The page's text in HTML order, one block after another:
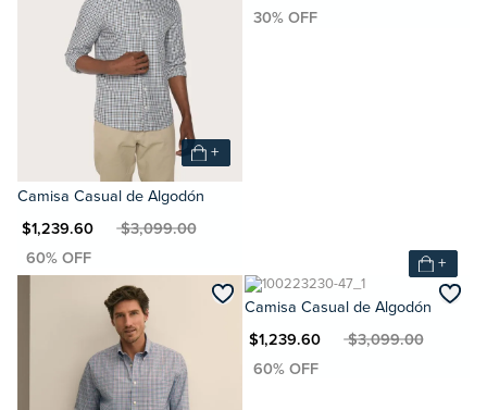
+
Camisa Casual de Algodón
$1,239.60MXN $3,099.00
+
Camisa Casual de Algodón
MXN $1,239.60MXN $3,099.00